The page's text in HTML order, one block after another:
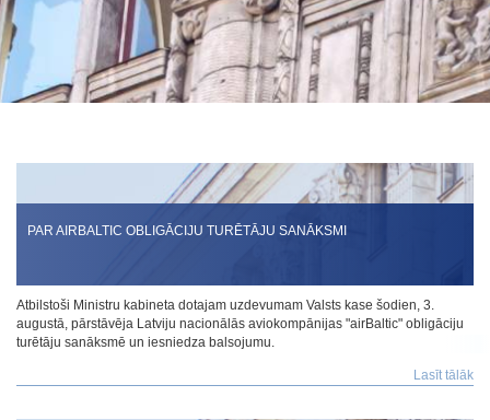
PAR AIRBALTIC OBLIGĀCIJU TURĒTĀJU SANĀKSMI
Atbilstoši Ministru kabineta dotajam uzdevumam Valsts kase šodien, 3.
augustā, pārstāvēja Latviju nacionālās aviokompānijas "airBaltic" obligāciju
turētāju sanāksmē un iesniedza balsojumu.
Lasīt tālāk